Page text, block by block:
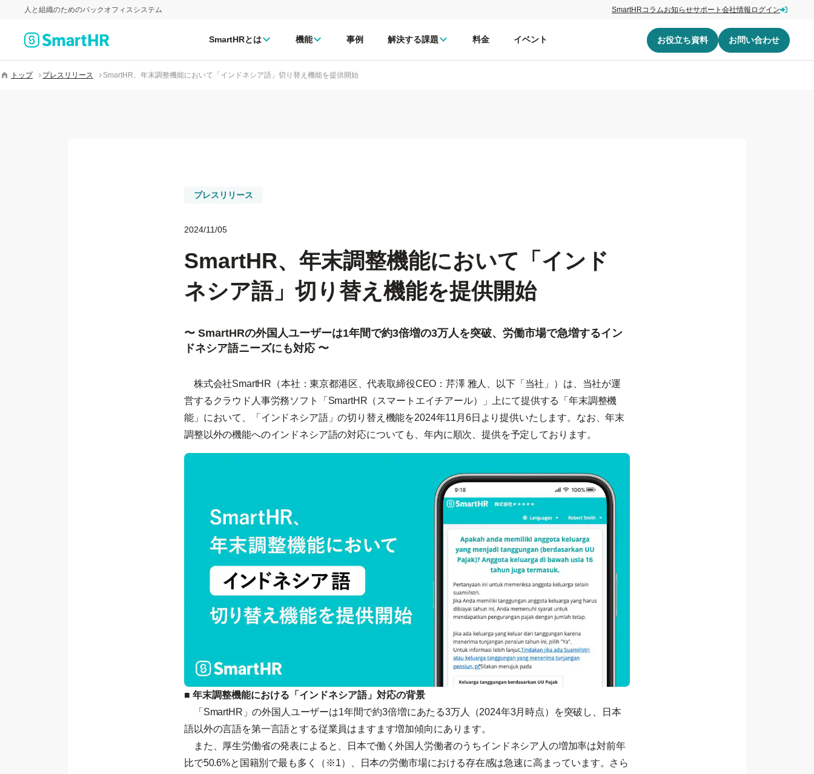
人と組織のためのバックオフィスシステム SmartHRコラムお知らせサポート 会社情報 ログイン
SmartHRとは 機能 事例 解決する課題 料金 イベント お役立ち資料 お問い合わせ
トップ プレスリリース SmartHR、年末調整機能において「インドネシア語」切り替え機能を提供開始
プレスリリース
2024/11/05
SmartHR、年末調整機能において「インド
ネシア語」切り替え機能を提供開始
〜 SmartHRの外国人ユーザーは1年間で約3倍増の3万人を突破、労働市場で急増するイン
ドネシア語ニーズにも対応 〜
株式会社SmartHR（本社：東京都港区、代表取締役CEO：芹澤 雅人、以下「当社」）は、当社が運
営するクラウド人事労務ソフト「SmartHR（スマートエイチアール）」上にて提供する「年末調整機
能」において、「インドネシア語」の切り替え機能を2024年11月6日より提供いたします。なお、年末
調整以外の機能へのインドネシア語の対応についても、年内に順次、提供を予定しております。
■ 年末調整機能における「インドネシア語」対応の背景
「SmartHR」の外国人ユーザーは1年間で約3倍増にあたる3万人（2024年3月時点）を突破し、日本
語以外の言語を第一言語とする従業員はますます増加傾向にあります。
また、厚生労働省の発表によると、日本で働く外国人労働者のうちインドネシア人の増加率は対前年
比で50.6%と国籍別で最も多く（※1）、日本の労働市場における存在感は急速に高まっています。さら